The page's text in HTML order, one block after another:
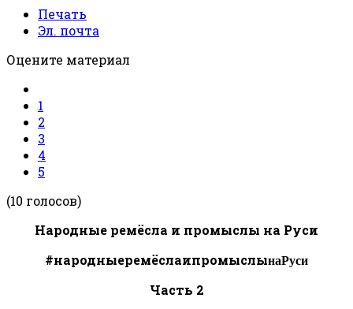
Печать
Эл. почта
Оцените материал
1
2
3
4
5
(10 голосов)
Народные ремёсла и промыслы на Руси
#народныеремёслаипромыслынаРуси
Часть 2